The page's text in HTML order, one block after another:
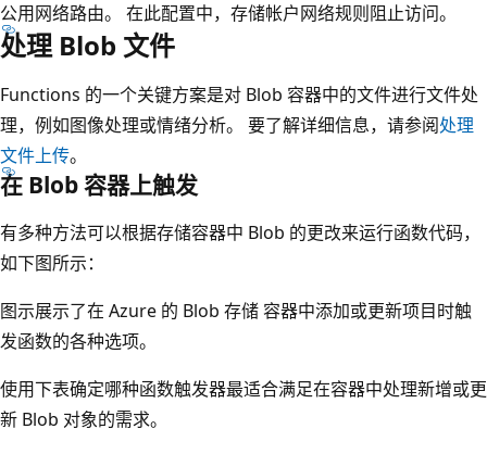
公用网络路由。 在此配置中，存储帐户网络规则阻止访问。
处理 Blob 文件
Functions 的一个关键方案是对 Blob 容器中的文件进行文件处
理，例如图像处理或情绪分析。 要了解详细信息，请参阅处理
文件上传。
在 Blob 容器上触发
有多种方法可以根据存储容器中 Blob 的更改来运行函数代码，
如下图所示：
图示展示了在 Azure 的 Blob 存储 容器中添加或更新项目时触
发函数的各种选项。
使用下表确定哪种函数触发器最适合满足在容器中处理新增或更
新 Blob 对象的需求。